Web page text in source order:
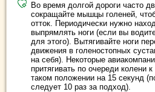
Во время долгой дороги часто
сокращайте мышцы голеней,
отток. Периодически нужно
выпрямлять ноги (если вы
для этого). Вытягивайте ноги
движения в голеностопных
на себя). Некоторые
притягивать по очереди колени
таком положении на 15 секунд
следует 10 раз за подход).